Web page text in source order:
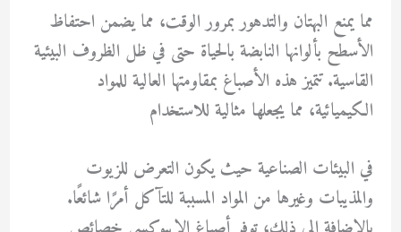
مما يمنع البهتان والتدهور بمرور الوقت، مما يضمن احتفاظ
الأسطح بألوانها النابضة بالحياة حتى في ظل الظروف البيئية
القاسية. تتميز هذه الأصباغ بمقاومتها العالية للمواد
الكيميائية، مما يجعلها مثالية للاستخدام
في البيئات الصناعية حيث يكون التعرض للزيوت
والمذيبات وغيرها من المواد المسببة للتآكل أمرًا شائعًا.